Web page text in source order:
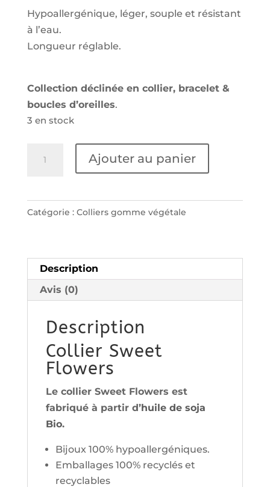
Hypoallergénique, léger, souple et résistant
à l’eau.
Longueur réglable.
Collection déclinée en collier, bracelet &
boucles d’oreilles.
3 en stock
Sweet
Flowers
Ajouter au panier
Catégorie : Colliers gomme végétale
Description
Avis (0)
Description
Collier Sweet
Flowers
Le collier Sweet Flowers est
fabriqué à partir d’huile de soja
Bio.
Bijoux 100% hypoallergéniques.
Emballages 100% recyclés et
recyclables